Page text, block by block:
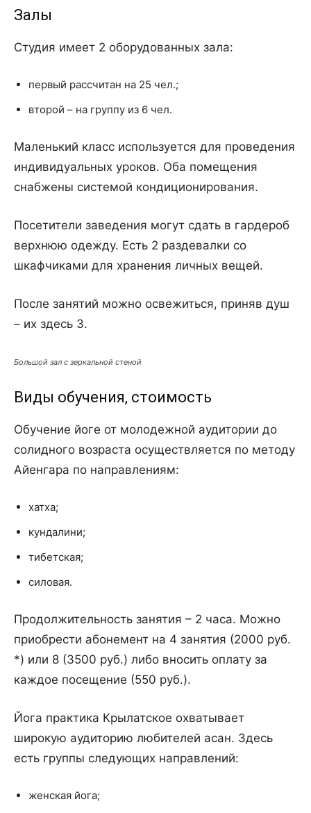
Залы
Студия имеет 2 оборудованных зала:
первый рассчитан на 25 чел.;
второй – на группу из 6 чел.
Маленький класс используется для проведения
индивидуальных уроков. Оба помещения
снабжены системой кондиционирования.
Посетители заведения могут сдать в гардероб
верхнюю одежду. Есть 2 раздевалки со
шкафчиками для хранения личных вещей.
После занятий можно освежиться, приняв душ
– их здесь 3.
Большой зал с зеркальной стеной
Виды обучения, стоимость
Обучение йоге от молодежной аудитории до
солидного возраста осуществляется по методу
Айенгара по направлениям:
хатха;
кундалини;
тибетская;
силовая.
Продолжительность занятия – 2 часа. Можно
приобрести абонемент на 4 занятия (2000 руб.
*) или 8 (3500 руб.) либо вносить оплату за
каждое посещение (550 руб.).
Йога практика Крылатское охватывает
широкую аудиторию любителей асан. Здесь
есть группы следующих направлений:
женская йога;